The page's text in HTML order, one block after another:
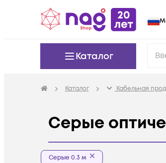
Каталог
Каталог Кабельная
Серые
Серые 0.3 м